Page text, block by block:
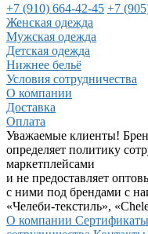
+7 (910) 664-42-45 +7
Женская одежда
Мужская одежда
Детская одежда
Нижнее бельё
Условия сотрудничества
О компании
Доставка
Оплата
Уважаемые клиенты!
определяет политику
маркетплейсами
и не предоставляет
с ними под брендами с
«Челеби-текстиль»,
О компании Сертификаты